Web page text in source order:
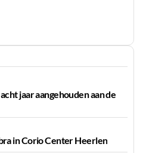
jaar aangehouden aan de
in Corio Center Heerlen